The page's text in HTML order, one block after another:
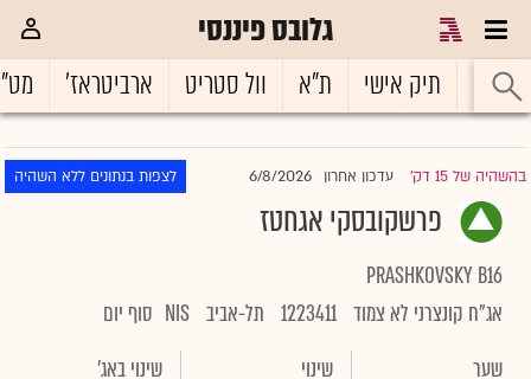
גלובס פיננסי
ראשי תיק אישי ת"א וול סטריט ארביטראז'
בהשהיה של 15 דק' |עדכון אחרון 6/8/2026 לצפות בנתונים ללא השהיה
פרשקובסקי אגחטז
PRASHKOVSKY B16
אג"ח קונצרני לא צמוד 1223411 תל-אביב NIS סוף יום
שער
שינוי שינוי באג'